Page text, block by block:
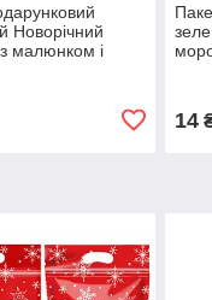
Новорічний
малюнком і
14